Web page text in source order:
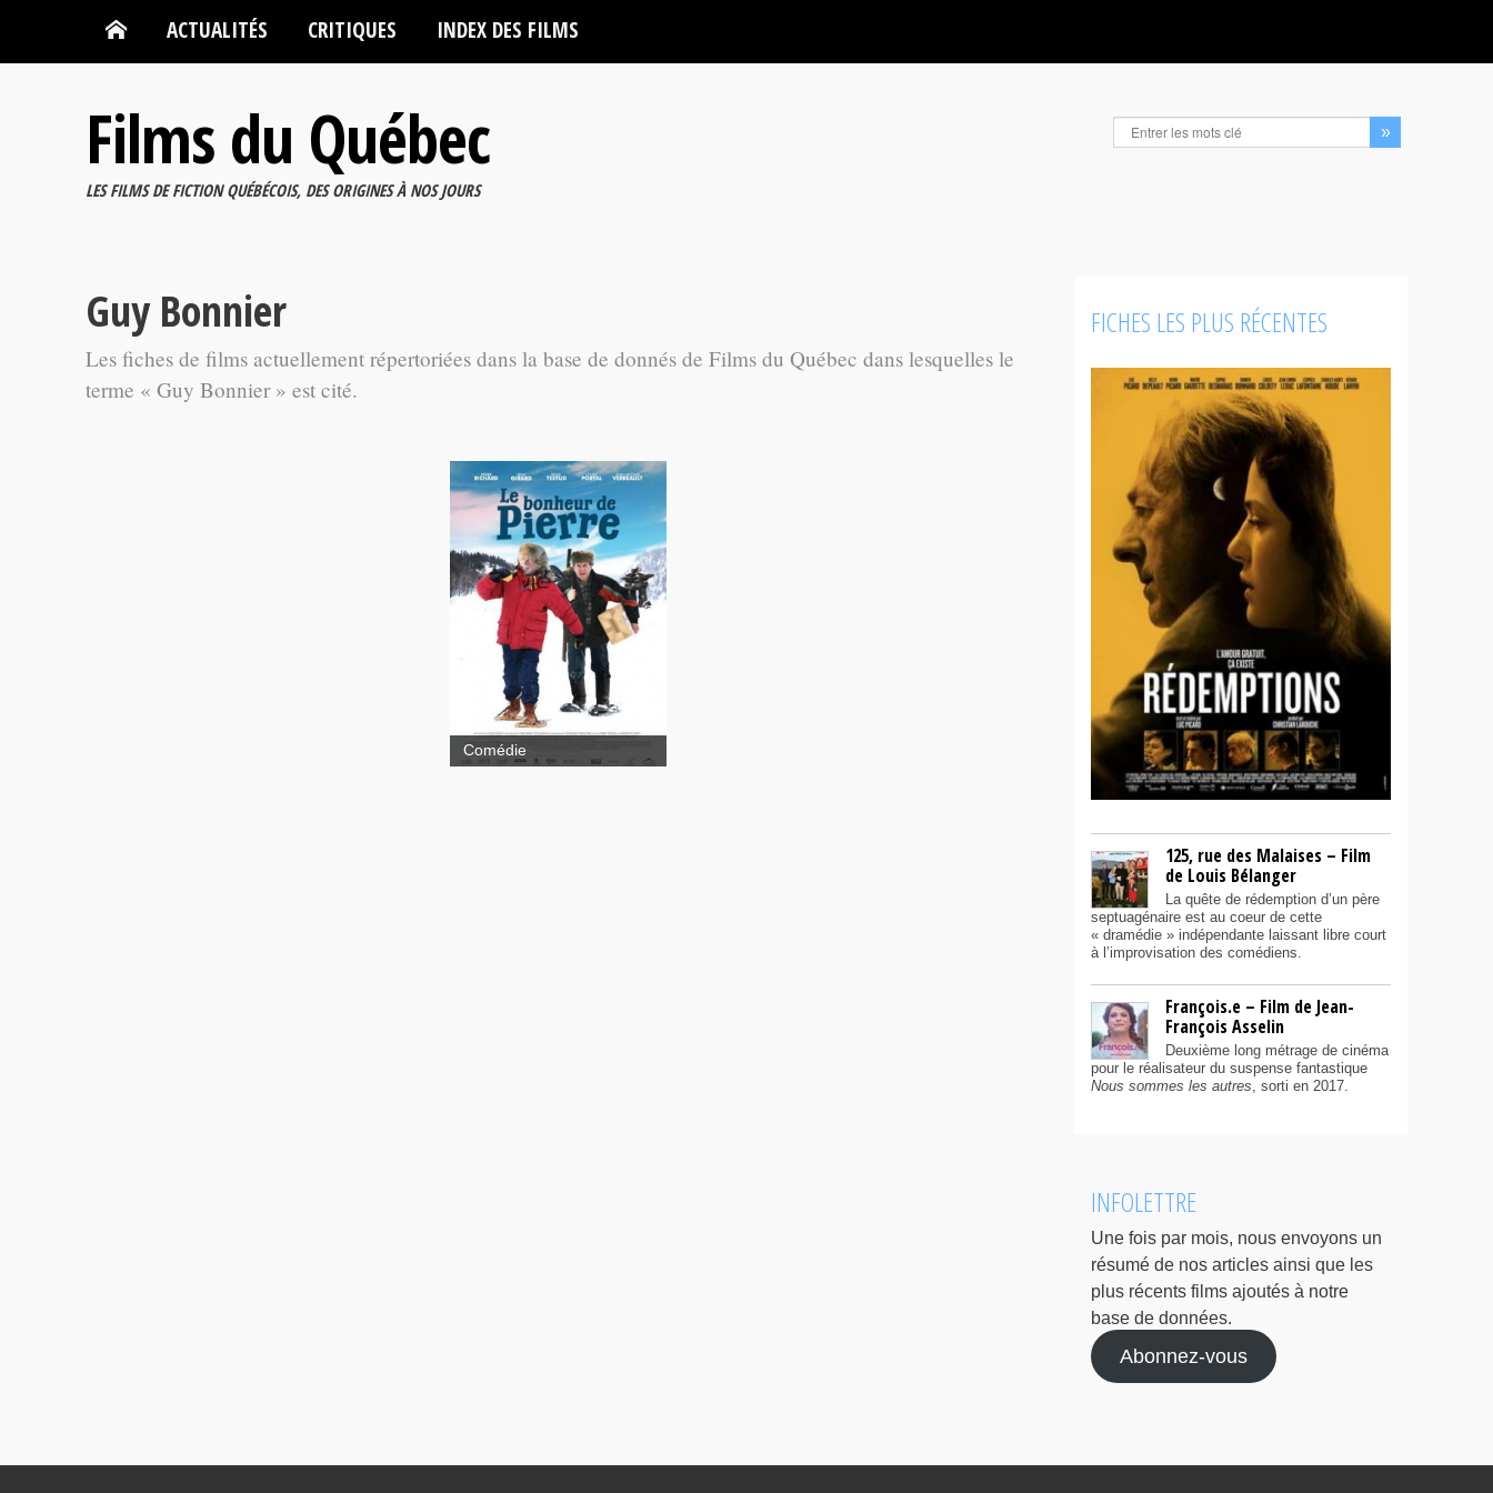
ACTUALITÉS CRITIQUES INDEX DES FILMS
Films du Québec
LES FILMS DE FICTION QUÉBÉCOIS, DES ORIGINES À NOS JOURS
Guy Bonnier
Les fiches de films actuellement répertoriées dans la base de donnés de Films du Québec dans lesquelles le
terme « Guy Bonnier » est cité.
Cruising Bar 2
Bonheur de
Pierre
Comédie
FICHES LES PLUS RÉCENTES
125, rue des Malaises – Film
de Louis Bélanger
La quête de rédemption d’un père
septuagénaire est au coeur de cette
« dramédie » indépendante laissant libre court
à l’improvisation des comédiens.
François.e – Film de Jean-
François Asselin
Deuxième long métrage de cinéma
pour le réalisateur du suspense fantastique
Nous sommes les autres, sorti en 2017.
INFOLETTRE
Une fois par mois, nous envoyons un
résumé de nos articles ainsi que les
plus récents films ajoutés à notre
base de données.
Abonnez-vous